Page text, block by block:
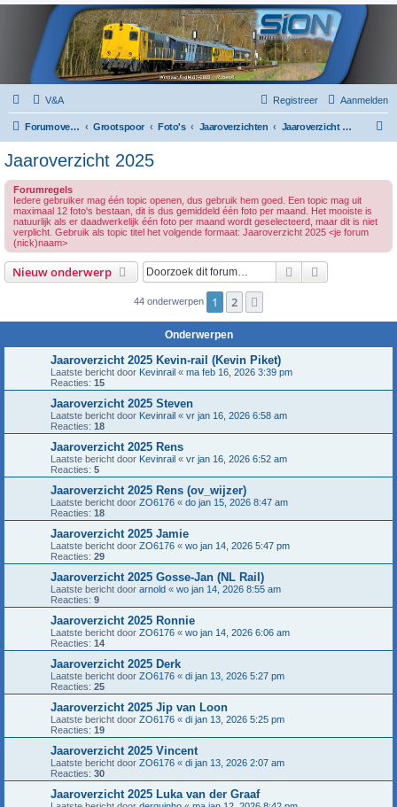
V&A Aanmelden
Registreer
Forumoverzicht Grootspoor Foto's Jaaroverzichten Jaaroverzicht 2025
Jaaroverzicht 2025
Forumregels
Iedere gebruiker mag één topic openen, dus gebruik hem goed. Een topic mag uit
maximaal 12 foto's bestaan, dit is dus gemiddeld één foto per maand. Het mooiste is
natuurlijk als er daadwerkelijk één foto per maand wordt geselecteerd, maar dit is niet
verplicht. Gebruik als topic titel het volgende formaat: Jaaroverzicht 2025 <je forum
(nick)naam>
Nieuw onderwerp Zoek
44 onderwerpen 1 2
Onderwerpen
Jaaroverzicht 2025 Kevin-rail (Kevin Piket)
Laatste bericht door Kevinrail « ma feb 16, 2026 3:39 pm
Reacties: 15
Jaaroverzicht 2025 Steven
Laatste bericht door Kevinrail « vr jan 16, 2026 6:58 am
Reacties: 18
Jaaroverzicht 2025 Rens
Laatste bericht door Kevinrail « vr jan 16, 2026 6:52 am
Reacties: 5
Jaaroverzicht 2025 Rens (ov_wijzer)
Laatste bericht door ZO6176 « do jan 15, 2026 8:47 am
Reacties: 18
Jaaroverzicht 2025 Jamie
Laatste bericht door ZO6176 « wo jan 14, 2026 5:47 pm
Reacties: 29
Jaaroverzicht 2025 Gosse-Jan (NL Rail)
Laatste bericht door arnold « wo jan 14, 2026 8:55 am
Reacties: 9
Jaaroverzicht 2025 Ronnie
Laatste bericht door ZO6176 « wo jan 14, 2026 6:06 am
Reacties: 14
Jaaroverzicht 2025 Derk
Laatste bericht door ZO6176 « di jan 13, 2026 5:27 pm
Reacties: 25
Jaaroverzicht 2025 Jip van Loon
Laatste bericht door ZO6176 « di jan 13, 2026 5:25 pm
Reacties: 19
Jaaroverzicht 2025 Vincent
Laatste bericht door ZO6176 « di jan 13, 2026 2:07 am
Reacties: 30
Jaaroverzicht 2025 Luka van der Graaf